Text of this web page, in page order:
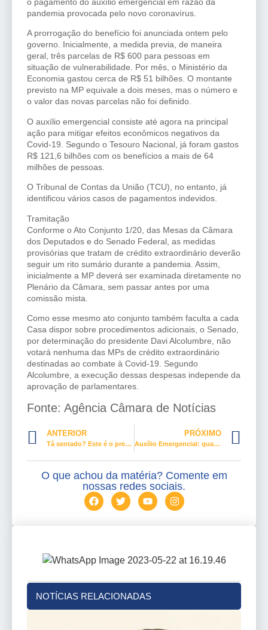
pandemia provocada pelo novo coronavírus.
A prorrogação do benefício foi anunciada ontem pelo
governo. Inicialmente, a medida previa, de maneira
geral, três parcelas de R$ 600 para pessoas em
situação de vulnerabilidade. Por mês, o Ministério da
Economia gastou cerca de R$ 51 bilhões. O montante
previsto na MP equivale a dois meses, mas o número e
o valor das novas parcelas não foi definido.
O auxílio emergencial consiste até agora na principal
ação para mitigar efeitos econômicos negativos da
Covid-19. Segundo o Tesouro Nacional, já foram gastos
R$ 121,6 bilhões com os benefícios a mais de 64
milhões de pessoas.
O Tribunal de Contas da União (TCU), no entanto, já
identificou vários casos de pagamentos indevidos.
Tramitação
Conforme o Ato Conjunto 1/20, das Mesas da Câmara
dos Deputados e do Senado Federal, as medidas
provisórias que tratam de crédito extraordinário deverão
seguir um rito sumário durante a pandemia. Assim,
inicialmente a MP deverá ser examinada diretamente no
Plenário da Câmara, sem passar antes por uma
comissão mista.
Como esse mesmo ato conjunto também faculta a cada
Casa dispor sobre procedimentos adicionais, o Senado,
por determinação do presidente Davi Alcolumbre, não
votará nenhuma das MPs de crédito extraordinário
destinadas ao combate à Covid-19. Segundo
Alcolumbre, a execução dessas despesas independe da
aprovação de parlamentares.
Fonte: Agência Câmara de Notícias
ANTERIOR
Tá sentado? Este é o preço do tratamento com remédio aprovado para a COVID-19
PRÓXIMO
Auxílio Emergencial: quase 2 milhões ainda aguardam análise do cadastro
O que achou da matéria? Comente em
nossas redes sociais.
NOTÍCIAS RELACIONADAS